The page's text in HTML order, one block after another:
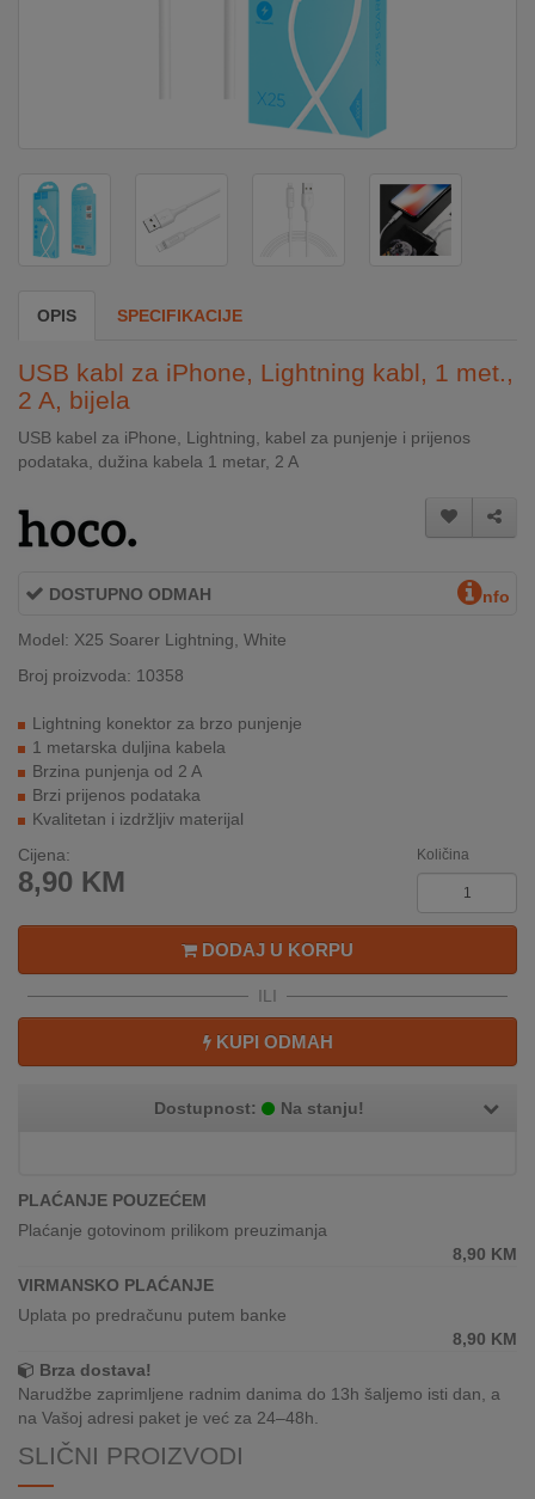
SECURITY
PC
GAME
INTERNO
MOJ
NOVO
U
PONUDI
KONTAKT
KUPOVINA
NA
RATE
REKLAMACIJA
SERVIS
KAKO
KUPITI?
KUPOVINA
IZ
OZNAKE
ENERGETSKE
DIGITALIS
OPIS SPECIFIKACIJE
USB kabl za iPhone, Lightning kabl, 1 met.,
2 A, bijela
USB kabel za iPhone, Lightning, kabel za punjenje i prijenos
podataka, dužina kabela 1 metar, 2 A
DOSTUPNO ODMAH nfo
Model: X25 Soarer Lightning, White
Broj proizvoda: 10358
Lightning konektor za brzo punjenje
1 metarska duljina kabela
Brzina punjenja od 2 A
Brzi prijenos podataka
Kvalitetan i izdržljiv materijal
Cijena:
8,90 KM
Količina
DODAJ U KORPU
ILI
KUPI ODMAH
Dostupnost: Na stanju!
PLAĆANJE POUZEĆEM
Plaćanje gotovinom prilikom preuzimanja
8,90 KM
VIRMANSKO PLAĆANJE
Uplata po predračunu putem banke
8,90 KM
Brza dostava!
Narudžbe zaprimljene radnim danima do 13h šaljemo isti dan, a
na Vašoj adresi paket je već za 24–48h.
SLIČNI PROIZVODI